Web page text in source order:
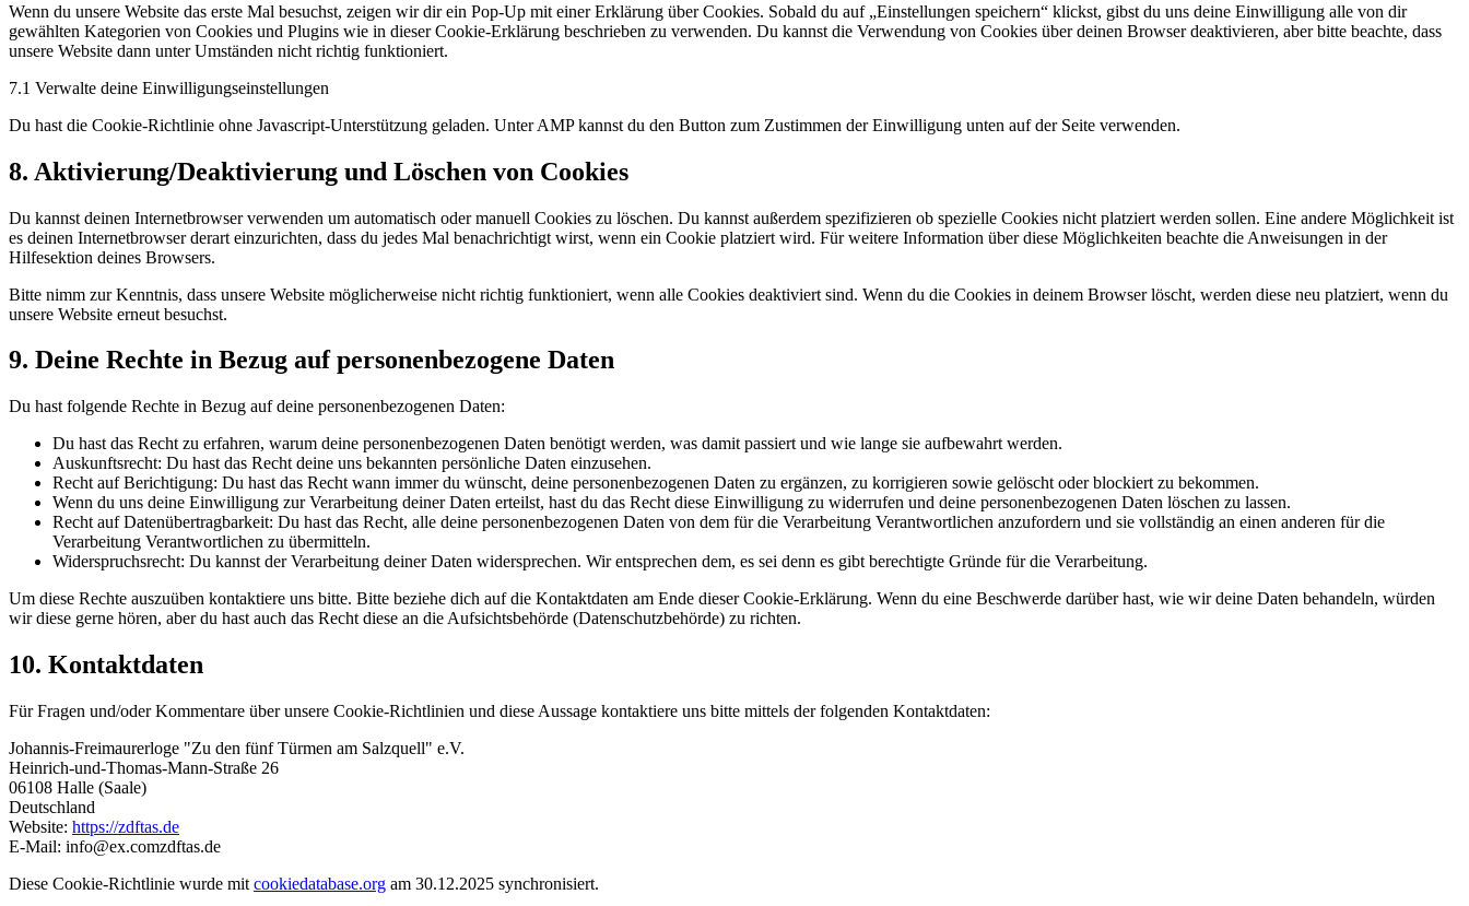
Wenn du unsere Website das erste Mal besuchst, zeigen wir dir ein Pop-Up mit einer Erklärung über Cookies. Sobald du auf „Einstellungen speichern“ klickst, gibst du uns deine Einwilligung alle von dir
gewählten Kategorien von Cookies und Plugins wie in dieser Cookie-Erklärung beschrieben zu verwenden. Du kannst die Verwendung von Cookies über deinen Browser deaktivieren, aber bitte beachte, dass
unsere Website dann unter Umständen nicht richtig funktioniert.
7.1 Verwalte deine Einwilligungseinstellungen
Du hast die Cookie-Richtlinie ohne Javascript-Unterstützung geladen. Unter AMP kannst du den Button zum Zustimmen der Einwilligung unten auf der Seite verwenden.
8. Aktivierung/Deaktivierung und Löschen von Cookies
Du kannst deinen Internetbrowser verwenden um automatisch oder manuell Cookies zu löschen. Du kannst außerdem spezifizieren ob spezielle Cookies nicht platziert werden sollen. Eine andere Möglichkeit ist
es deinen Internetbrowser derart einzurichten, dass du jedes Mal benachrichtigt wirst, wenn ein Cookie platziert wird. Für weitere Information über diese Möglichkeiten beachte die Anweisungen in der
Hilfesektion deines Browsers.
Bitte nimm zur Kenntnis, dass unsere Website möglicherweise nicht richtig funktioniert, wenn alle Cookies deaktiviert sind. Wenn du die Cookies in deinem Browser löscht, werden diese neu platziert, wenn du
unsere Website erneut besuchst.
9. Deine Rechte in Bezug auf personenbezogene Daten
Du hast folgende Rechte in Bezug auf deine personenbezogenen Daten:
Du hast das Recht zu erfahren, warum deine personenbezogenen Daten benötigt werden, was damit passiert und wie lange sie aufbewahrt werden.
Auskunftsrecht: Du hast das Recht deine uns bekannten persönliche Daten einzusehen.
Recht auf Berichtigung: Du hast das Recht wann immer du wünscht, deine personenbezogenen Daten zu ergänzen, zu korrigieren sowie gelöscht oder blockiert zu bekommen.
Wenn du uns deine Einwilligung zur Verarbeitung deiner Daten erteilst, hast du das Recht diese Einwilligung zu widerrufen und deine personenbezogenen Daten löschen zu lassen.
Recht auf Datenübertragbarkeit: Du hast das Recht, alle deine personenbezogenen Daten von dem für die Verarbeitung Verantwortlichen anzufordern und sie vollständig an einen anderen für die
Verarbeitung Verantwortlichen zu übermitteln.
Widerspruchsrecht: Du kannst der Verarbeitung deiner Daten widersprechen. Wir entsprechen dem, es sei denn es gibt berechtigte Gründe für die Verarbeitung.
Um diese Rechte auszuüben kontaktiere uns bitte. Bitte beziehe dich auf die Kontaktdaten am Ende dieser Cookie-Erklärung. Wenn du eine Beschwerde darüber hast, wie wir deine Daten behandeln, würden
wir diese gerne hören, aber du hast auch das Recht diese an die Aufsichtsbehörde (Datenschutzbehörde) zu richten.
10. Kontaktdaten
Für Fragen und/oder Kommentare über unsere Cookie-Richtlinien und diese Aussage kontaktiere uns bitte mittels der folgenden Kontaktdaten:
Johannis-Freimaurerloge "Zu den fünf Türmen am Salzquell" e.V.
Heinrich-und-Thomas-Mann-Straße 26
06108 Halle (Saale)
Deutschland
Website: https://zdftas.de
E-Mail: info@ex.comzdftas.de
Diese Cookie-Richtlinie wurde mit cookiedatabase.org am 30.12.2025 synchronisiert.